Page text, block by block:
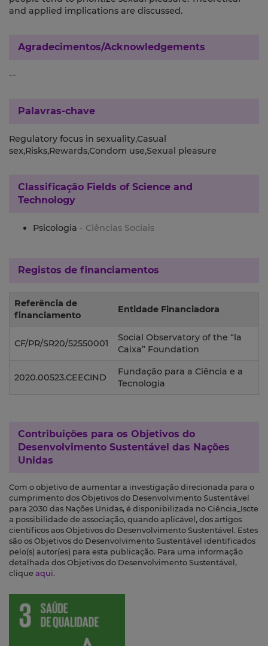
and applied implications are discussed.
Agradecimentos/Acknowledgements
--
Palavras-chave
Regulatory focus in sexuality,Casual
sex,Risks,Rewards,Condom use,Sexual pleasure
Classificação Fields of Science and
Technology
Psicologia - Ciências Sociais
Registos de financiamentos
Referência de
financiamento
Entidade Financiadora
CF/PR/SR20/52550001
Social Observatory of the “la
Caixa” Foundation
2020.00523.CEECIND
Fundação para a Ciência e a
Tecnologia
Contribuições para os Objetivos do
Desenvolvimento Sustentável das Nações
Unidas
Com o objetivo de aumentar a investigação direcionada para o
cumprimento dos Objetivos do Desenvolvimento Sustentável
para 2030 das Nações Unidas, é disponibilizada no Ciência_Iscte
a possibilidade de associação, quando aplicável, dos artigos
científicos aos Objetivos do Desenvolvimento Sustentável. Estes
são os Objetivos do Desenvolvimento Sustentável identificados
pelo(s) autor(es) para esta publicação. Para uma informação
detalhada dos Objetivos do Desenvolvimento Sustentável,
clique aqui.